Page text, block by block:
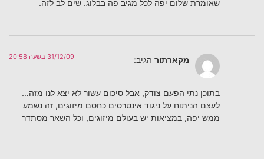
שאומרת שלום יפה לכל מגיב פה בבלוג. שים לב לזה.
מקארתור הגיב: 31/12/09 בשעה 20:58
בתוכן נתי הפעם צודק, אבל סיכום עשור לא יצא לנו מזה…
לעצם הניתוח על ניגוד אינטרסים כחסם מיזוגים, זה נשמע
ממש יפה, במציאות יש בעולם מיזוגים, וכל השאר מסתדר